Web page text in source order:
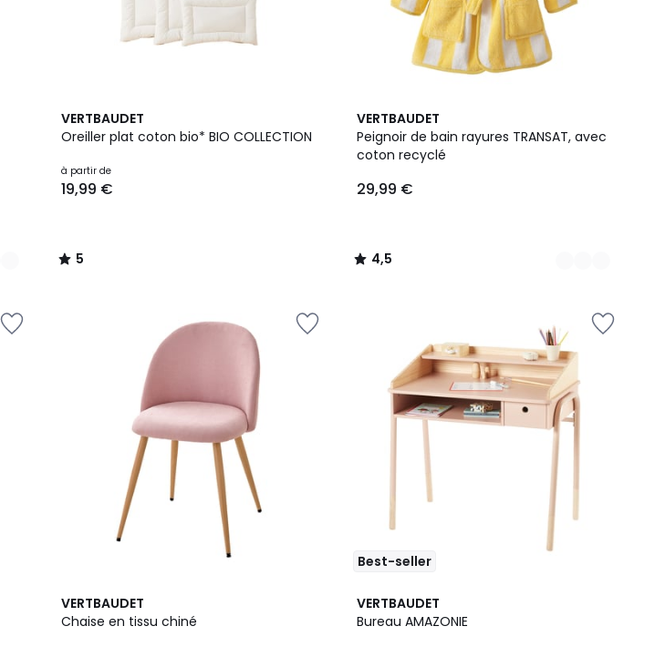
VERTBAUDET
Oreiller plat coton bio* BIO COLLECTION
à partir de
19,99 €
5
/
5
/
VERTBAUDET
Peignoir de bain rayures TRANSAT, avec
coton recyclé
29,99 €
4,5
/ 5
5
Couleurs
4,5
/
VERTBAUDET
Chaise en tissu chiné
2
Couleurs
Best-seller
VERTBAUDET
Bureau AMAZONIE
4,5
/ 5
2
Couleurs